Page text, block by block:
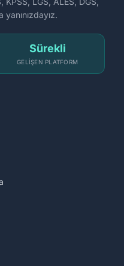
yanınızdayız.
Sürekli
GELIŞEN PLATFORM